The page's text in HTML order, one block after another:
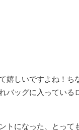
嬉しいですよね！ち
バッグに入っている
トになった、とって